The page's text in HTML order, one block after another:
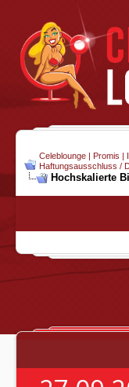
Celeblounge | Promis |
Haftungsausschluss /
Hochskalierte